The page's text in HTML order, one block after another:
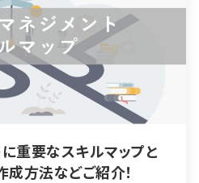
重要なスキルマップと
成方法などご紹介！